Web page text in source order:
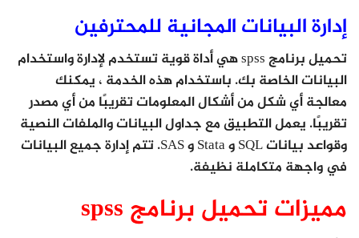
إدارة البيانات المجانية للمحترفين
تحميل برنامج spss هي أداة قوية تستخدم لإدارة واستخدام
البيانات الخاصة بك. باستخدام هذه الخدمة ، يمكنك
معالجة أي شكل من أشكال المعلومات تقريبًا من أي مصدر
تقريبًا. يعمل التطبيق مع جداول البيانات والملفات النصية
وقواعد بيانات SQL و Stata و SAS. تتم إدارة جميع البيانات
في واجهة متكاملة نظيفة.
مميزات تحميل برنامج spss